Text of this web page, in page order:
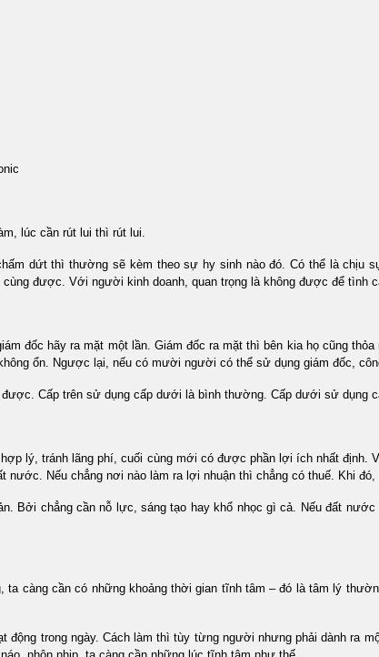
lúc cần rút lui thì rút lui.
dứt thì thường sẽ kèm theo sự hy sinh nào đó. Có thể là chịu
được. Với người kinh doanh, quan trọng là không được để tình
đốc hãy ra mặt một lần. Giám đốc ra mặt thì bên kia họ cũng
ổn. Ngược lại, nếu có mười người có thể sử dụng giám đốc,
Cấp trên sử dụng cấp dưới là bình thường. Cấp dưới sử dụng
lý, tránh lãng phí, cuối cùng mới có được phần lợi ích nhất định.
Nếu chẳng nơi nào làm ra lợi nhuận thì chẳng có thuế. Khi
Bởi chẳng cần nỗ lực, sáng tạo hay khổ nhọc gì cả. Nếu đất
càng cần có những khoảng thời gian tĩnh tâm – đó là tâm lý
động trong ngày. Cách làm thì tùy từng người nhưng phải dành ra